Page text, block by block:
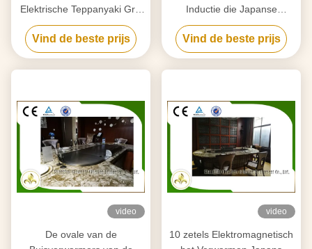
Elektrische Teppanyaki Grill
Tafel 380V
Vind de beste prijs
Inductie die Japanse
Teppanyaki-de
Rechthoekvorm verwarmt
van de Grilllijst
Vind de beste prijs
video
De ovale van de
video
10 zetels Elektromagnetisch